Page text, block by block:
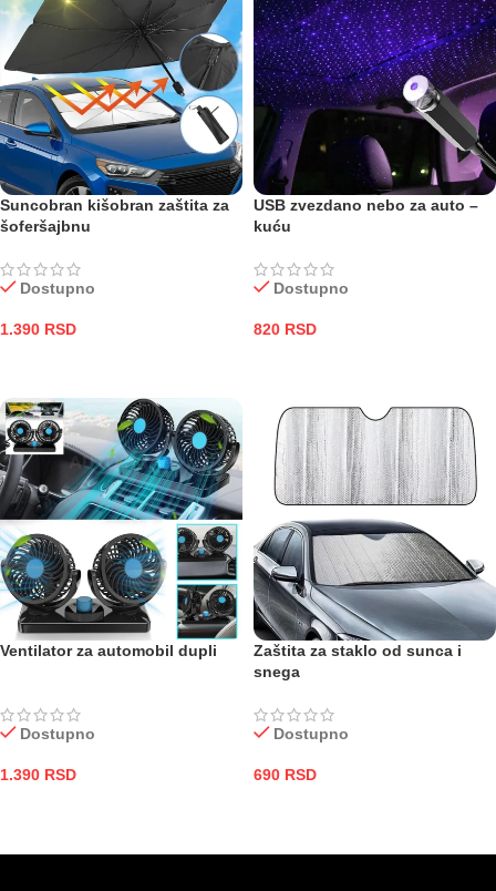
Suncobran kišobran zaštita za
šoferšajbnu
Dostupno
1.390 RSD
USB zvezdano nebo za auto –
kuću
Dostupno
820 RSD
Ventilator za automobil dupli
Dostupno
1.390 RSD
Zaštita za staklo od sunca i
snega
Dostupno
690 RSD